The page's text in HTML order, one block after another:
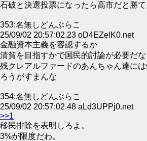
石破と決選投票になったら高市だと勝て
353:名無しどんぶらこ
25/09/02 20:57:02.23 oD4EZelK0.net
金融資本主義を容認するか
清貧を目指すかで国民的討論が必要だな
残クレアルファードのあんちゃん達に
ろうがすまんな
354:名無しどんぶらこ
25/09/02 20:57:02.48 aLd3UPPj0.net
>>1
移民排除を表明しろよ。
3%が限度だわ。